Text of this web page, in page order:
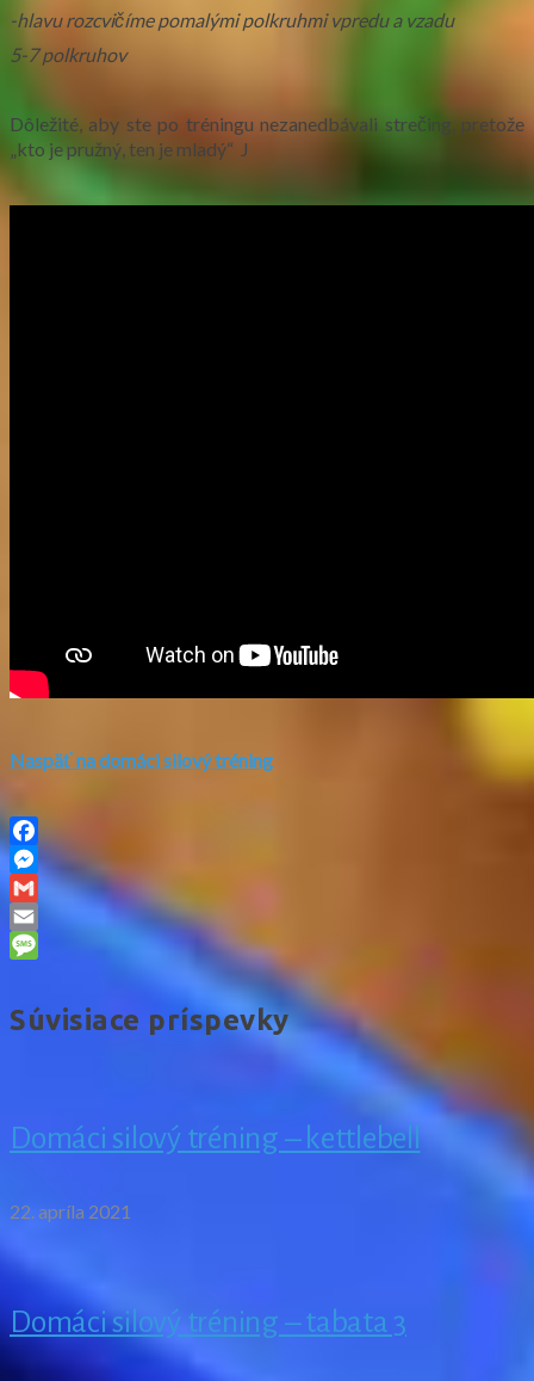
-hlavu rozcvičíme pomalými polkruhmi vpredu a vzadu
5-7 polkruhov
Dôležité, aby ste po tréningu nezanedbávali strečing, pretože
„kto je pružný, ten je mladý“ J
Naspäť na domáci silový tréning
Facebook
Messenger
Gmail
Email
Súvisiace príspevky
Domáci silový tréning – kettlebell
22. apríla 2021
Domáci silový tréning – tabata 3